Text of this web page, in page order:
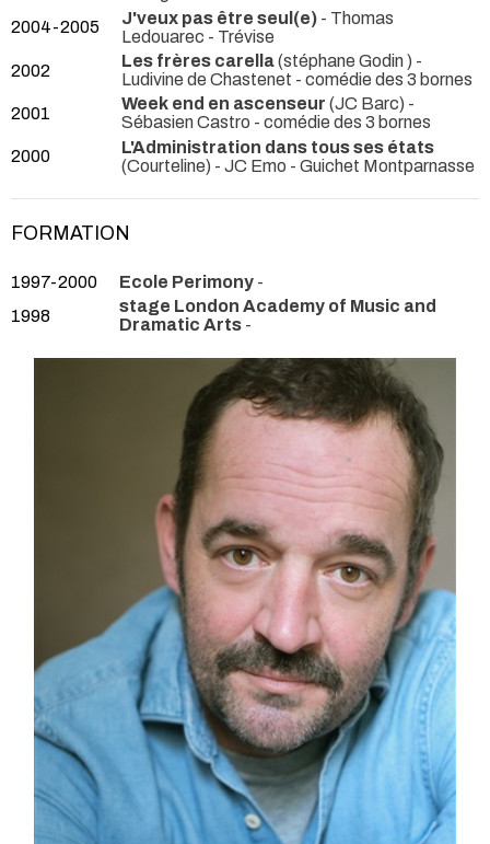
2004-2005
J'veux pas être seul(e) - Thomas
Ledouarec - Trévise
2002
Les frères carella(stéphane Godin ) -
Ludivine de Chastenet - comédie des 3 bornes
2001
Week end en ascenseur (JC Barc) -
Sébasien Castro - comédie des 3 bornes
2000
L'Administration dans tous ses états
(Courteline) - JC Emo - Guichet Montparnasse
FORMATION
1997-2000 Ecole Perimony -
1998
stage London Academy of Music and
Dramatic Arts -